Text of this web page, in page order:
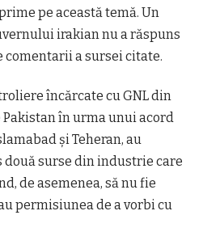
pe această temă. Un
irakian nu a răspuns
a sursei citate.
încărcate cu GNL din
în urma unui acord
și Teheran, au
surse din industrie care
de asemenea, să nu fie
permisiunea de a vorbi cu